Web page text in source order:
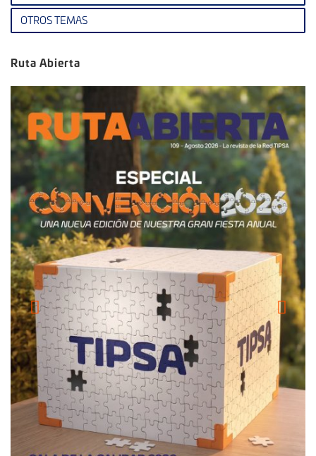
OTROS TEMAS
Ruta Abierta